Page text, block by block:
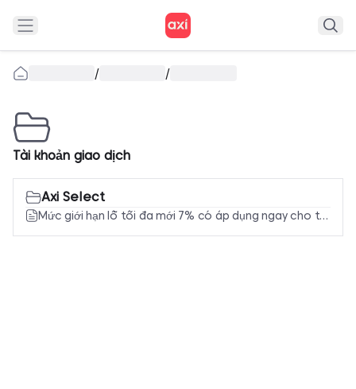
/ /
Tài khoản giao dịch
Axi Select
Mức giới hạn lỗ tối đa mới 7% có áp dụng ngay cho tôi không?